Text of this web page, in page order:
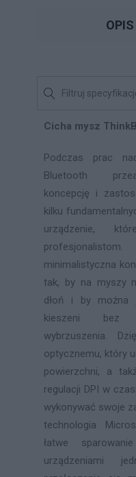
Cicha mysz
Podczas prac
Bluetooth
koncepcję i
kilku
urządzenie,
minimalistyczna
tak, by na myszy
dłoń i by można
kieszeni bez
wybrzuszenia.
optycznemu, który
powierzchni, a
regulacji DPI w
wykonywać swoje
technologia
łatwe
urządzeniami